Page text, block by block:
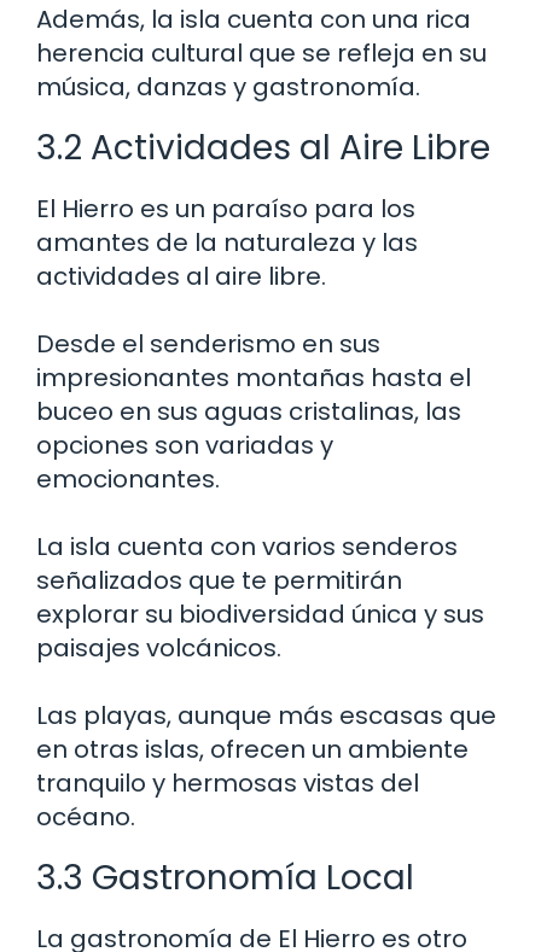
Además, la isla cuenta con una rica
herencia cultural que se refleja en su
música, danzas y gastronomía.
3.2 Actividades al Aire Libre
El Hierro es un paraíso para los
amantes de la naturaleza y las
actividades al aire libre.
Desde el senderismo en sus
impresionantes montañas hasta el
buceo en sus aguas cristalinas, las
opciones son variadas y
emocionantes.
La isla cuenta con varios senderos
señalizados que te permitirán
explorar su biodiversidad única y sus
paisajes volcánicos.
Las playas, aunque más escasas que
en otras islas, ofrecen un ambiente
tranquilo y hermosas vistas del
océano.
3.3 Gastronomía Local
La gastronomía de El Hierro es otro